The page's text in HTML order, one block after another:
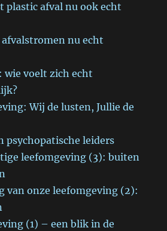
plastic afval nu ook echt
afvalstromen nu echt
wie voelt zich echt
Wij de lusten, Jullie de
psychopatische leiders
leefomgeving (3): buiten
van onze leefomgeving (2):
(1) – een blik in de